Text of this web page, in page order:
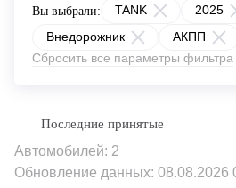
Вы выбрали: TANK
2025
Внедорожник
АКПП
Сбросить все параметры фильтра
Автомобилей: 2
Обновление данных: 08.08.2026